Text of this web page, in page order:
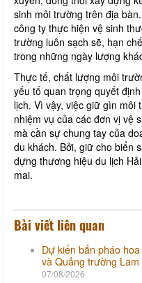
sinh môi trường trên địa
công ty thực hiện vệ sinh
trường luôn sạch sẽ, hạn
trong những ngày lượng
Thực tế, chất lượng môi
yếu tố quan trọng quyết
lịch. Vì vậy, việc giữ gìn môi
nhiệm vụ của các đơn vị vệ
mà cần sự chung tay của
du khách. Bởi, giữ cho biển
dựng thương hiệu du lịch
mai.
Bài viết liên quan
Dự kiến bắn pháo
và Quảng trường
07/08/2026